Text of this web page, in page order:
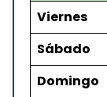
Viernes
Sábado
Domingo